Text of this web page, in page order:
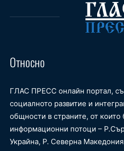
Относно
ГЛАС ПРЕСС онлайн портал,
социалното развитие и
общности в страните, от които
информационни потоци –
Украйна, Р. Северна